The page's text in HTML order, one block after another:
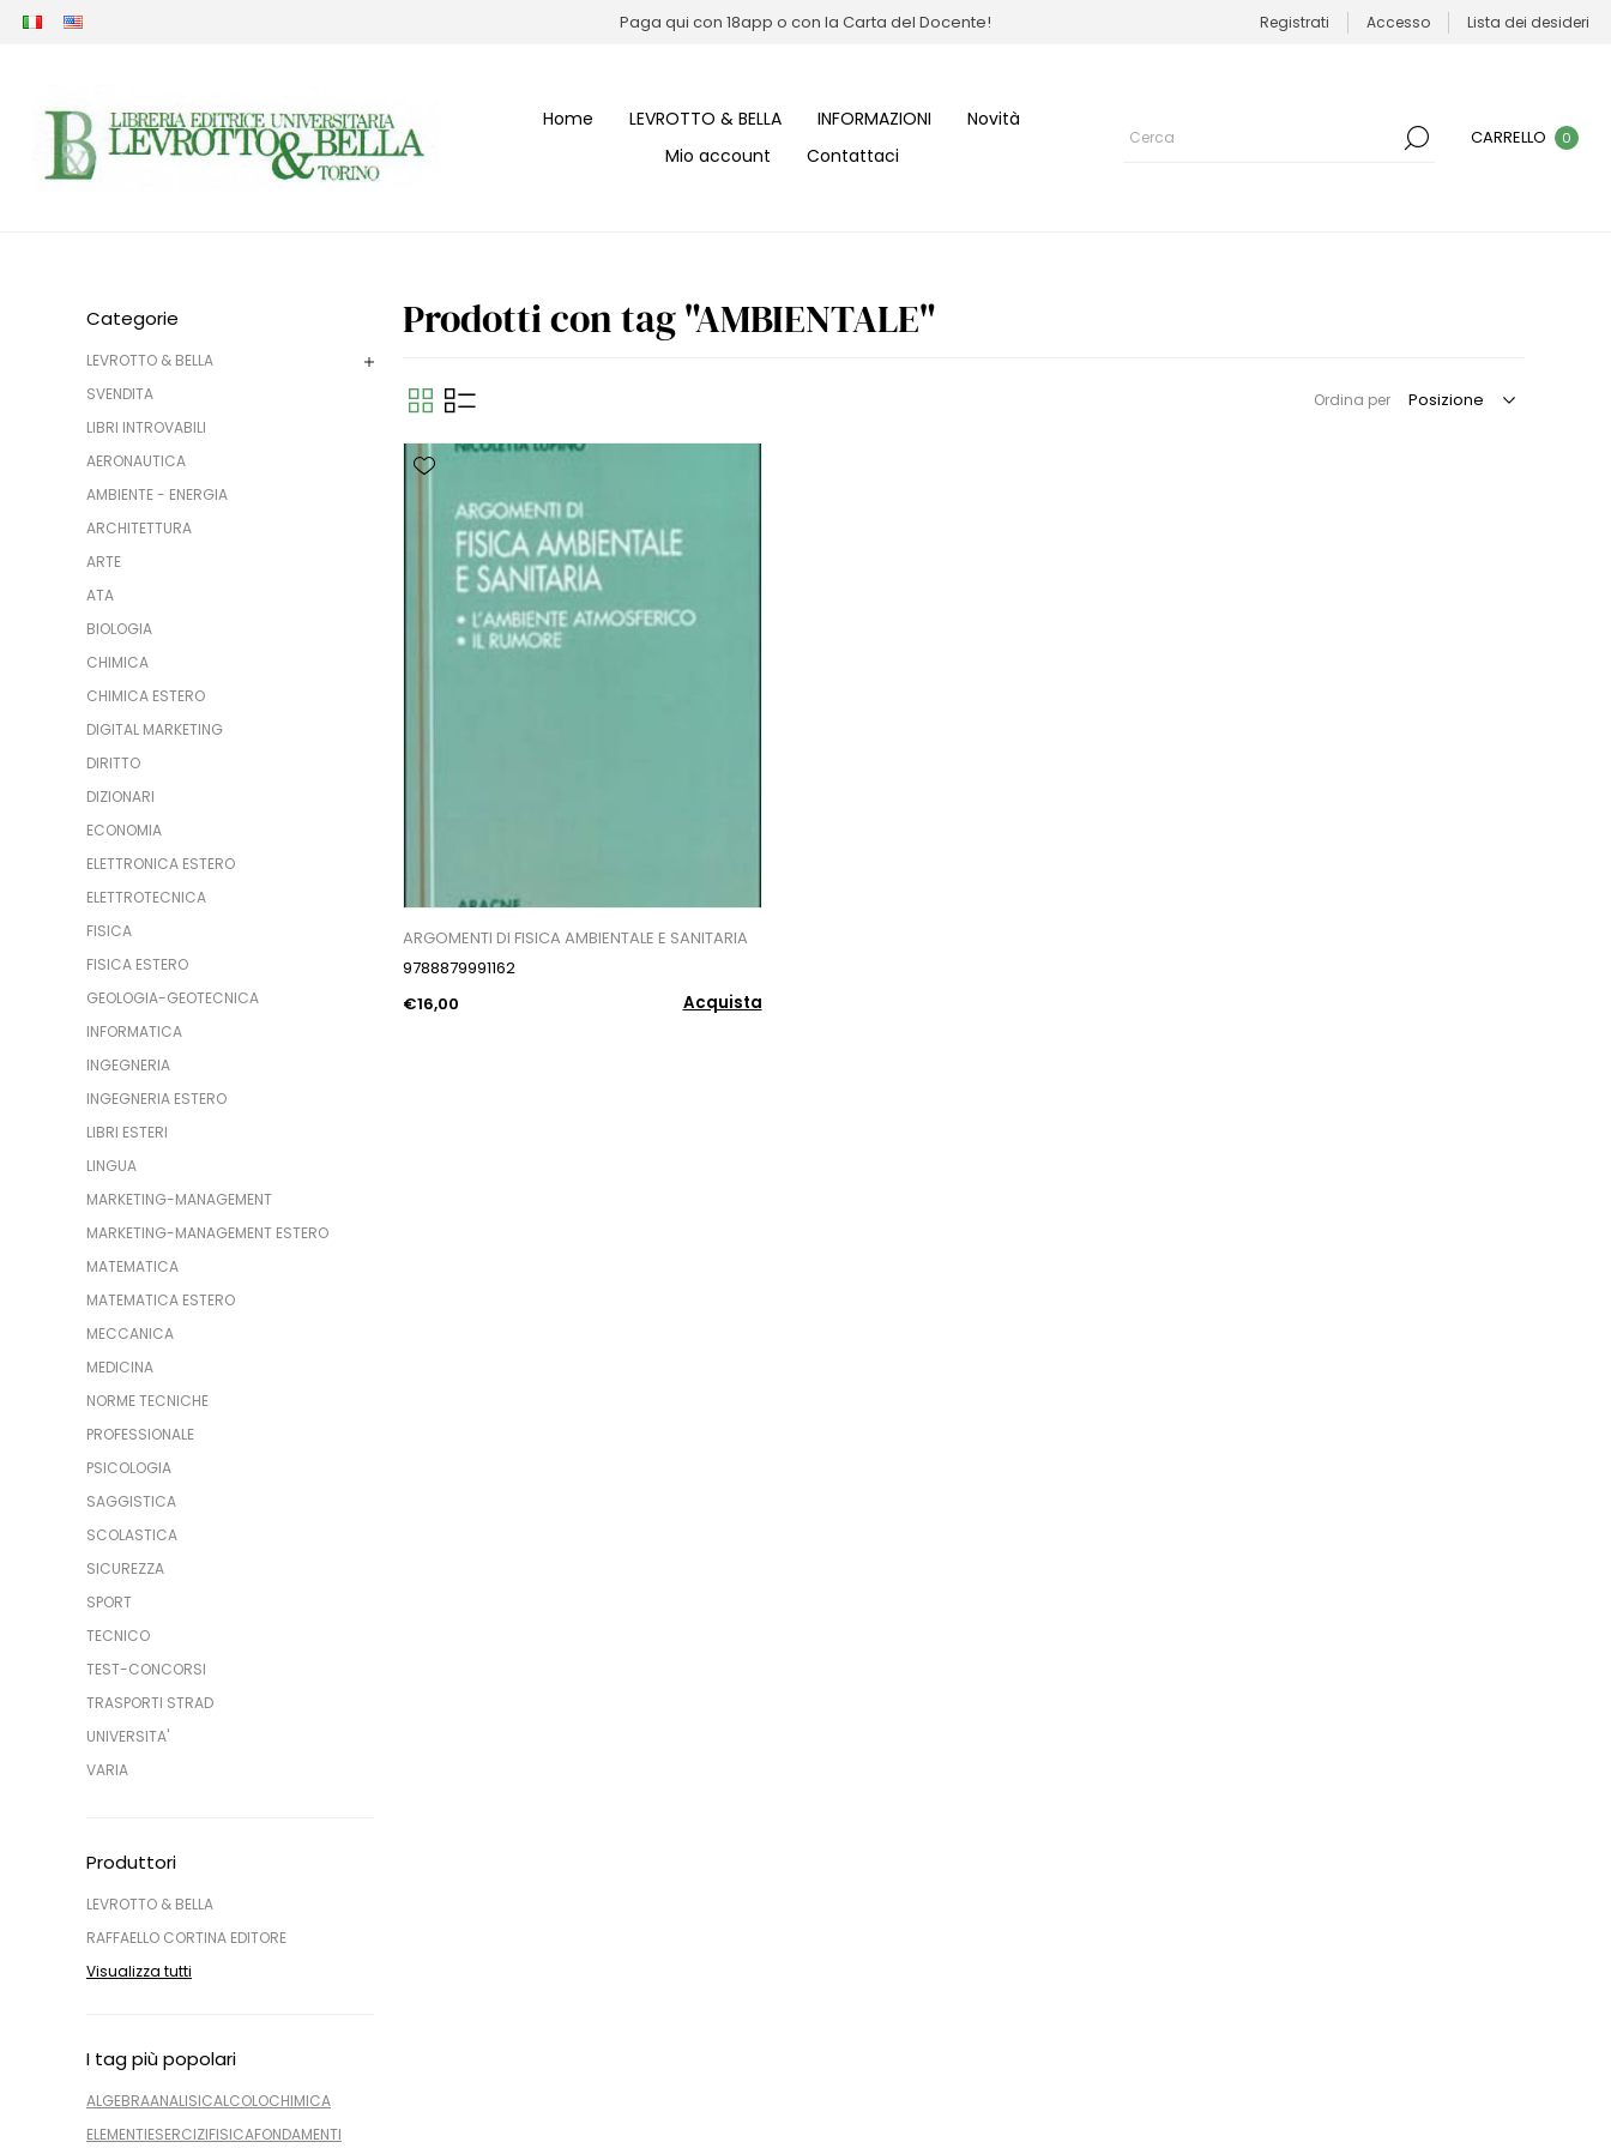
Paga qui con 18app o con la Carta del Docente! Registrati Accesso Lista dei desideri
Home LEVROTTO & BELLA INFORMAZIONI
Novità
Mio account
Contattaci
CARRELLO 0
Categorie
LEVROTTO & BELLA
SVENDITA
LIBRI INTROVABILI
AERONAUTICA
AMBIENTE - ENERGIA
ARCHITETTURA
ARTE
ATA
BIOLOGIA
CHIMICA
CHIMICA ESTERO
DIGITAL MARKETING
DIRITTO
DIZIONARI
ECONOMIA
ELETTRONICA ESTERO
ELETTROTECNICA
FISICA
FISICA ESTERO
GEOLOGIA-GEOTECNICA
INFORMATICA
INGEGNERIA
INGEGNERIA ESTERO
LIBRI ESTERI
LINGUA
MARKETING-MANAGEMENT
MARKETING-MANAGEMENT ESTERO
MATEMATICA
MATEMATICA ESTERO
MECCANICA
MEDICINA
NORME TECNICHE
PROFESSIONALE
PSICOLOGIA
SAGGISTICA
SCOLASTICA
SICUREZZA
SPORT
TECNICO
TEST-CONCORSI
TRASPORTI STRAD
UNIVERSITA'
VARIA
Produttori
LEVROTTO & BELLA
RAFFAELLO CORTINA EDITORE
Visualizza tutti
I tag più popolari
ALGEBRAANALISICALCOLOCHIMICA
ELEMENTIESERCIZIFISICAFONDAMENTI
Prodotti con tag "AMBIENTALE"
Ordina per
ARGOMENTI DI FISICA AMBIENTALE E SANITARIA
9788879991162
€16,00
Acquista